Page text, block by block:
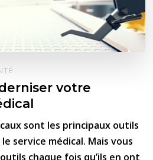
votre
sont les principaux outils
service médical. Mais vous
chaque fois qu’ils en ont